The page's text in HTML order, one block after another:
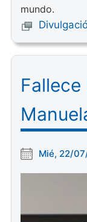
mundo.
Mié, 22/